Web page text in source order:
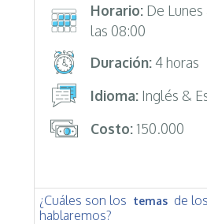
Horario:De Lunes
las 08:00
Duración:4 horas
Idioma:Inglés &
Costo:150.000
¿Cuáles son los temas de
hablaremos?